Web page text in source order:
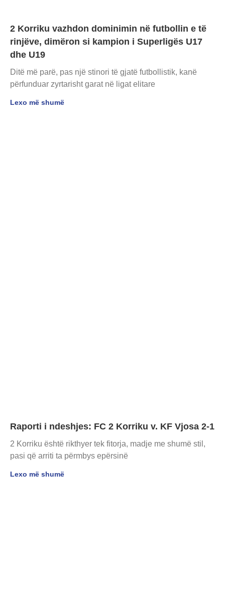
2 Korriku vazhdon dominimin në futbollin e të
rinjëve, dimëron si kampion i Superligës U17
dhe U19
Ditë më parë, pas një stinori të gjatë futbollistik, kanë
përfunduar zyrtarisht garat në ligat elitare
Lexo më shumë
Raporti i ndeshjes: FC 2 Korriku v. KF Vjosa 2-1
2 Korriku është rikthyer tek fitorja, madje me shumë stil,
pasi që arriti ta përmbys epërsinë
Lexo më shumë